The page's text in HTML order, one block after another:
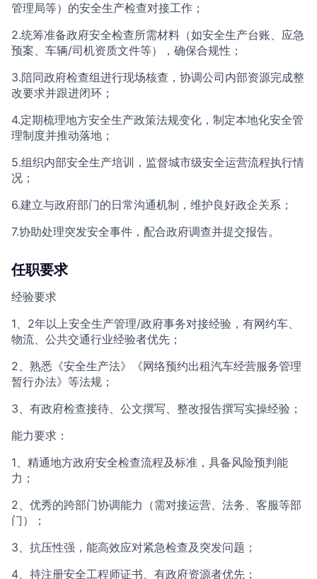
管理局等）的安全生产检查对接工作；
2.统筹准备政府安全检查所需材料（如安全生产台账、应急
预案、车辆/司机资质文件等），确保合规性；
3.陪同政府检查组进行现场核查，协调公司内部资源完成整
改要求并跟进闭环；
4.定期梳理地方安全生产政策法规变化，制定本地化安全管
理制度并推动落地；
5.组织内部安全生产培训，监督城市级安全运营流程执行情
况；
6.建立与政府部门的日常沟通机制，维护良好政企关系；
7.协助处理突发安全事件，配合政府调查并提交报告。
任职要求
经验要求
1、2年以上安全生产管理/政府事务对接经验，有网约车、
物流、公共交通行业经验者优先；
2、熟悉《安全生产法》《网络预约出租汽车经营服务管理
暂行办法》等法规；
3、有政府检查接待、公文撰写、整改报告撰写实操经验；
能力要求：
1、精通地方政府安全检查流程及标准，具备风险预判能
力；
2、优秀的跨部门协调能力（需对接运营、法务、客服等部
门）；
3、抗压性强，能高效应对紧急检查及突发问题；
4、持注册安全工程师证书、有政府资源者优先；